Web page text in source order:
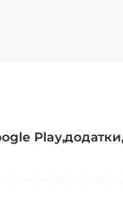
Playдодатки